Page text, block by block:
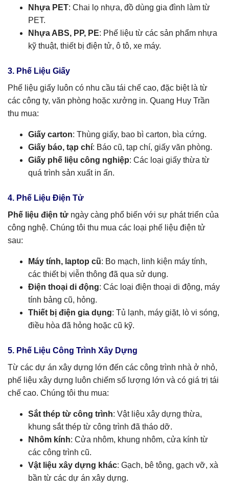
Nhựa PET: Chai lọ nhựa, đồ dùng gia đình làm từ
PET.
Nhựa ABS, PP, PE: Phế liệu từ các sản phẩm nhựa
kỹ thuật, thiết bị điện tử, ô tô, xe máy.
3. Phế Liệu Giấy
Phế liệu giấy luôn có nhu cầu tái chế cao, đặc biệt là từ
các công ty, văn phòng hoặc xưởng in. Quang Huy Trần
thu mua:
Giấy carton: Thùng giấy, bao bì carton, bìa cứng.
Giấy báo, tạp chí: Báo cũ, tạp chí, giấy văn phòng.
Giấy phế liệu công nghiệp: Các loại giấy thừa từ
quá trình sản xuất in ấn.
4. Phế Liệu Điện Tử
Phế liệu điện tử ngày càng phổ biến với sự phát triển của
công nghệ. Chúng tôi thu mua các loại phế liệu điện tử
sau:
Máy tính, laptop cũ: Bo mạch, linh kiện máy tính,
các thiết bị viễn thông đã qua sử dụng.
Điện thoại di động: Các loại điện thoại di động, máy
tính bảng cũ, hỏng.
Thiết bị điện gia dụng: Tủ lạnh, máy giặt, lò vi sóng,
điều hòa đã hỏng hoặc cũ kỹ.
5. Phế Liệu Công Trình Xây Dựng
Từ các dự án xây dựng lớn đến các công trình nhà ở nhỏ,
phế liệu xây dựng luôn chiếm số lượng lớn và có giá trị tái
chế cao. Chúng tôi thu mua:
Sắt thép từ công trình: Vật liệu xây dựng thừa,
khung sắt thép từ công trình đã tháo dỡ.
Nhôm kính: Cửa nhôm, khung nhôm, cửa kính từ
các công trình cũ.
Vật liệu xây dựng khác: Gạch, bê tông, gạch vỡ, xà
bần từ các dự án xây dựng.